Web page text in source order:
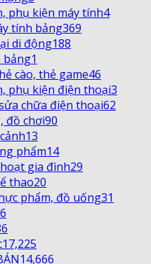
phụ kiện máy tính4
tính bảng369
di động188
bảng1
cào, thẻ game46
phụ kiện điện thoại3
chữa điện thoại62
đồ chơi90
13
phẩm14
gia đình29
thao20
phẩm, đồ uống31
17,225
14,666